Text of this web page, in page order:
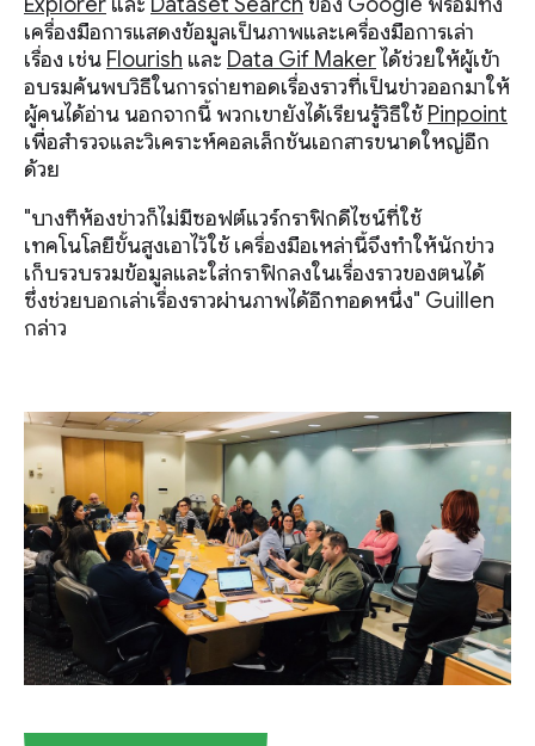
เครื่องมือการแสดงข้อมูลเป็นภาพและเครื่องมือการเล่า
เรื่อง เช่น Flourish และ Data Gif Makerได้ช่วยให้ผู้เข้า
อบรมค้นพบวิธีในการถ่ายทอดเรื่องราวที่เป็นข่าวออกมาให้
ผู้คนได้อ่าน นอกจากนี้ พวกเขายังได้เรียนรู้วิธีใช้ Pinpoint
เพื่อสำรวจและวิเคราะห์คอลเล็กชันเอกสารขนาดใหญ่อีก
ด้วย
"บางทีห้องข่าวก็ไม่มีซอฟต์แวร์กราฟิกดีไซน์ที่ใช้
เทคโนโลยีขั้นสูงเอาไว้ใช้ เครื่องมือเหล่านี้จึงทำให้นักข่าว
เก็บรวบรวมข้อมูลและใส่กราฟิกลงในเรื่องราวของตนได้
ซึ่งช่วยบอกเล่าเรื่องราวผ่านภาพได้อีกทอดหนึ่ง" Guillen
กล่าว